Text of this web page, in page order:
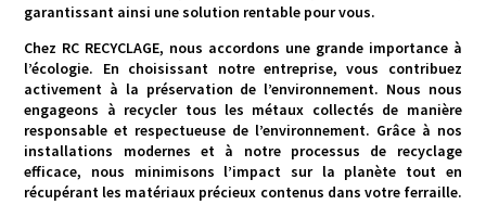
garantissant ainsi une solution rentable pour vous.
Chez RC RECYCLAGE, nous accordons une grande importance à
l’écologie. En choisissant notre entreprise, vous contribuez
activement à la préservation de l’environnement. Nous nous
engageons à recycler tous les métaux collectés de manière
responsable et respectueuse de l’environnement. Grâce à nos
installations modernes et à notre processus de recyclage
efficace, nous minimisons l’impact sur la planète tout en
récupérant les matériaux précieux contenus dans votre ferraille.